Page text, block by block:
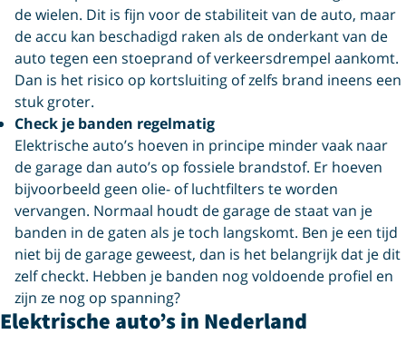
de wielen. Dit is fijn voor de stabiliteit van de auto, maar
de accu kan beschadigd raken als de onderkant van de
auto tegen een stoeprand of verkeersdrempel aankomt.
Dan is het risico op kortsluiting of zelfs brand ineens een
stuk groter.
Check je banden regelmatig
Elektrische auto’s hoeven in principe minder vaak naar
de garage dan auto’s op fossiele brandstof. Er hoeven
bijvoorbeeld geen olie- of luchtfilters te worden
vervangen. Normaal houdt de garage de staat van je
banden in de gaten als je toch langskomt. Ben je een tijd
niet bij de garage geweest, dan is het belangrijk dat je dit
zelf checkt. Hebben je banden nog voldoende profiel en
zijn ze nog op spanning?
Elektrische auto’s in Nederland